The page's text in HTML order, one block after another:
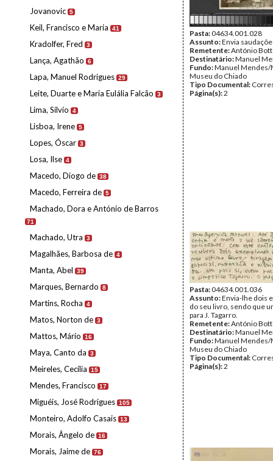
Jovanovic 5
Keil, Francisco e Maria 41
Kradolfer, Fred 3
Lança, Agathão 6
Lapa, Manuel Rodrigues 29
Leite, Duarte e Maria Eulália Falcão 3
Lima, Sílvio 4
Lisboa, Irene 5
Lopes, Óscar 3
Losa, Ilse 4
Macedo, Diogo de 38
Macedo, Ferreira de 5
Machado, Dora e António de Barros
71
Machado, Utra 3
Magalhães, Barbosa de 4
Manta, Abel 39
Marques, Bernardo 8
Martins, Rocha 4
Matos, Norton de 3
Mattos, Mário 16
Maya, Canto da 3
Meireles, Cecília 15
Mendes, Francisco 17
Miguéis, José Rodrigues 105
Monteiro, Adolfo Casais 13
Morais, Ângelo de 16
Morais, Jaime de 76
Pasta:04634.001.028
Assunto:Envia
Remetente:António
Destinatário:Manuel
Fundo:Manuel Mendes/
Museu do Chiado
Tipo Documental:
Página(s):2
Pasta:04634.001.036
Assunto:Envia-lhe dois
do seu livro, sendo que
para J. Tagarro.
Remetente:António
Destinatário:Manuel
Fundo:Manuel Mendes/
Museu do Chiado
Tipo Documental:
Página(s):2